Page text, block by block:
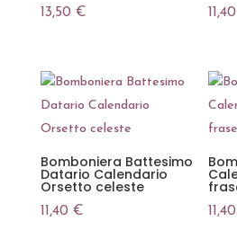
13,50 €
Bomboniera Battesimo
Datario Calendario
Orsetto celeste
11,40 €